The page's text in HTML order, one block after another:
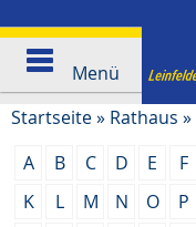
Menü
Startseite» Rathaus »
A
B C D E F
K
L M N O P